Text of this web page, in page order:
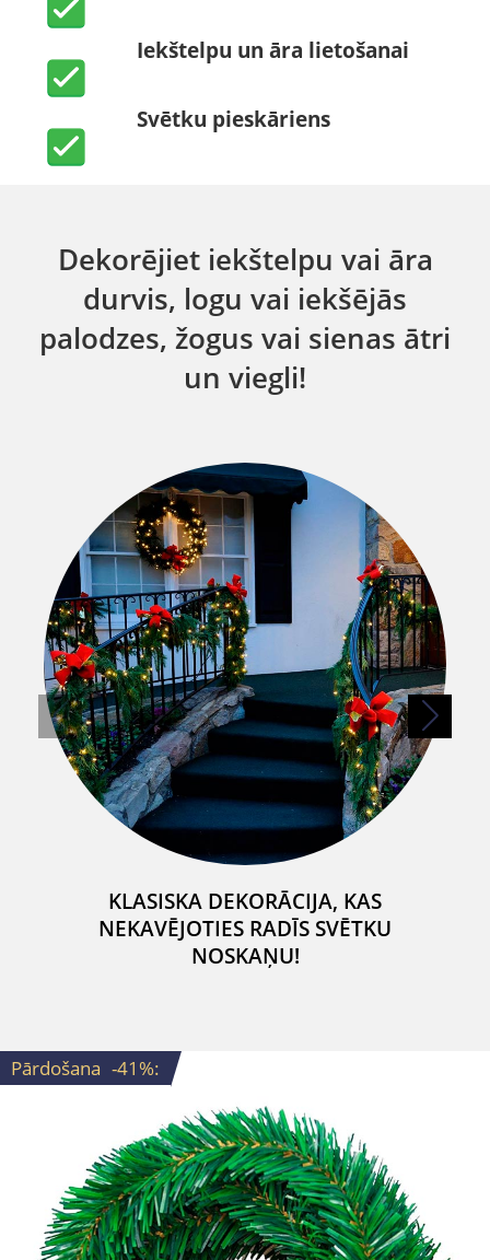
Iekštelpu un āra lietošanai
Svētku pieskāriens
Dekorējiet iekštelpu vai āra
durvis, logu vai iekšējās
palodzes, žogus vai sienas ātri
un viegli!
KLASISKA DEKORĀCIJA, KAS
NEKAVĒJOTIES RADĪS SVĒTKU
NOSKAŅU!
Pārdošana -41%: